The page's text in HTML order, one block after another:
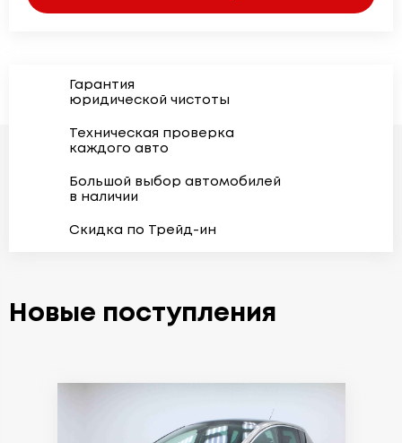
Гарантия
юридической чистоты
Техническая проверка
каждого авто
Большой выбор автомобилей
в наличии
Скидка по Трейд-ин
Новые поступления